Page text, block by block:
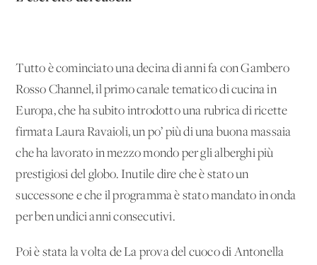
Tutto è cominciato una decina di anni fa con Gambero
Rosso Channel, il primo canale tematico di cucina in
Europa, che ha subito introdotto una rubrica di ricette
firmata Laura Ravaioli, un po’ più di una buona massaia
che ha lavorato in mezzo mondo per gli alberghi più
prestigiosi del globo. Inutile dire che è stato un
successone e che il programma è stato mandato in onda
per ben undici anni consecutivi.
Poi è stata la volta de La prova del cuoco di Antonella